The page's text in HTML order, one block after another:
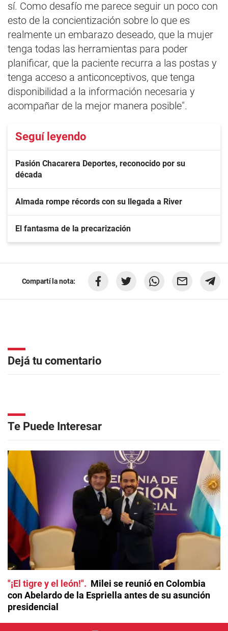
sí. Como desafío me parece seguir un poco con
esto de la concientización sobre lo que es
realmente un embarazo deseado, que la mujer
tenga todas las herramientas para poder
planificar, que la paciente recurra a las postas y
tenga acceso a anticonceptivos, que tenga
disponibilidad a la información necesaria y
acompañar de la mejor manera posible".
Seguí leyendo
Pasión Chacarera Deportes, reconocido por su
década
Almada rompe récords con su llegada a River
El fantasma de la precarización
Compartí la nota:
Dejá tu comentario
Te Puede Interesar
"¡El tigre y el león!"
Milei se reunió en Colombia
con Abelardo de la Espriella antes de su asunción
presidencial